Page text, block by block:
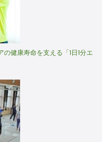
健康寿命を支える「1日1分エ